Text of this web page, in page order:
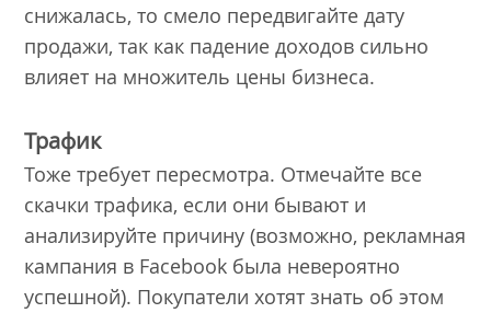
снижалась, то смело передвигайте дату
продажи, так как падение доходов сильно
влияет на множитель цены бизнеса.
Трафик
Тоже требует пересмотра. Отмечайте все
скачки трафика, если они бывают и
анализируйте причину (возможно, рекламная
кампания в Facebook была невероятно
успешной). Покупатели хотят знать об этом